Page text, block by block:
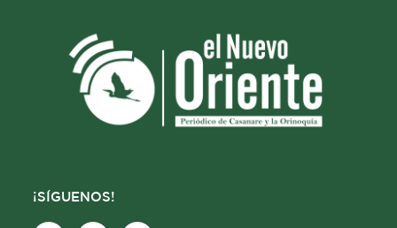
¡SÍGUENOS!